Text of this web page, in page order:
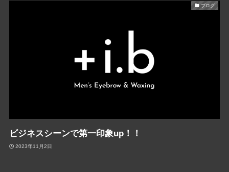
ブログ
ビジネスシーンで第一印象up！！
2023年11月2日